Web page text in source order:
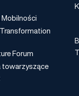
Forum
towarzyszące